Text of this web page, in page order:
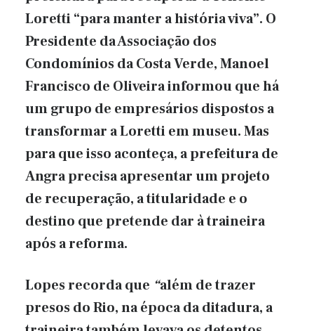
Loretti “para manter a história viva”. O
Presidente da Associação dos
Condomínios da Costa Verde, Manoel
Francisco de Oliveira informou que há
um grupo de empresários dispostos a
transformar a Loretti em museu. Mas
para que isso aconteça, a prefeitura de
Angra precisa apresentar um projeto
de recuperação, a titularidade e o
destino que pretende dar à traineira
após a reforma.
Lopes recorda que “além de trazer
presos do Rio, na época da ditadura, a